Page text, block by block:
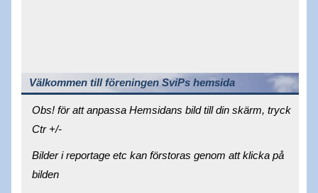
Välkommen till föreningen SviPs hemsida
Obs! för att anpassa Hemsidans bild till din skärm, tryck
Ctr +/-
Bilder i reportage etc kan förstoras genom att klicka på
bilden